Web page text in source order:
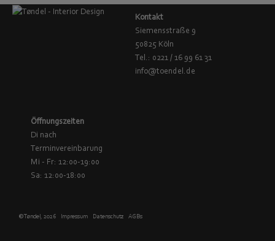
Kontakt
Siemensstraße 9
50825 Köln
Tel.: 0221 / 16 99 61 31
info@toendel.de
Öffnungszeiten
Di nach
Terminvereinbarung
Mi - Fr: 12:00-19:00
Sa: 12:00-18:00
© Tøndel, 2026 Impressum Datenschutz AGBs